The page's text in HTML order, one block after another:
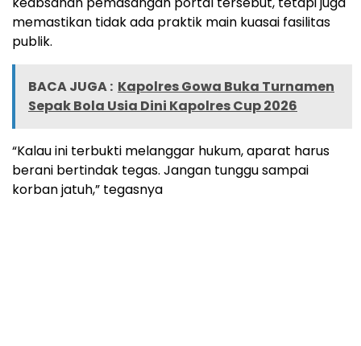
memastikan tidak ada praktik main kuasai fasilitas
publik.
BACA JUGA : Kapolres Gowa Buka Turnamen
Sepak Bola Usia Dini Kapolres Cup 2026
“Kalau ini terbukti melanggar hukum, aparat harus
berani bertindak tegas. Jangan tunggu sampai
korban jatuh,” tegasnya